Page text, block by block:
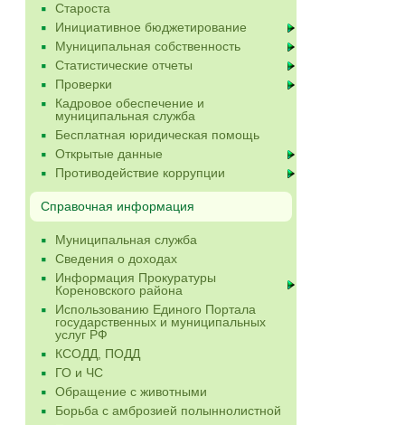
Староста
Инициативное бюджетирование
Муниципальная собственность
Статистические отчеты
Проверки
Кадровое обеспечение и
муниципальная служба
Бесплатная юридическая помощь
Открытые данные
Противодействие коррупции
Справочная информация
Муниципальная служба
Сведения о доходах
Информация Прокуратуры
Кореновского района
Использованию Единого Портала
государственных и муниципальных
услуг РФ
КСОДД, ПОДД
ГО и ЧС
Обращение с животными
Борьба с амброзией полыннолистной